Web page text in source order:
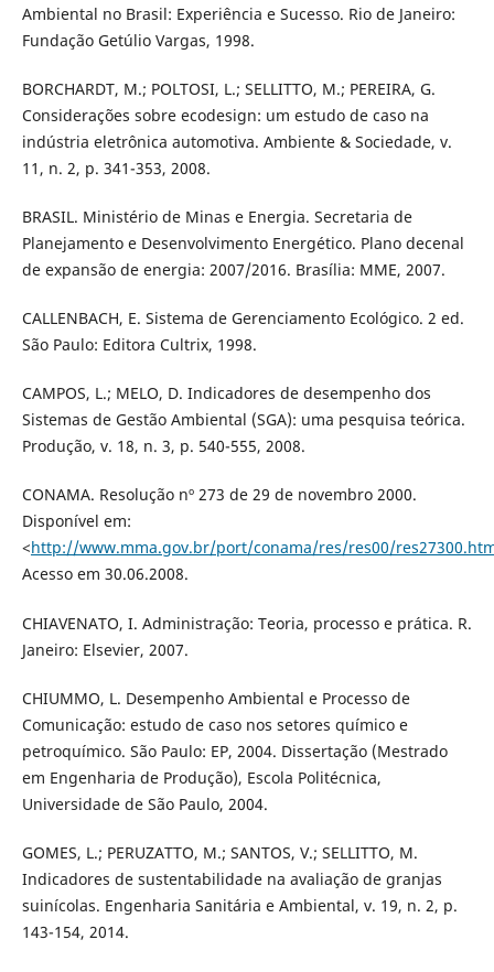
Ambiental no Brasil: Experiência e Sucesso. Rio de Janeiro:
Fundação Getúlio Vargas, 1998.
BORCHARDT, M.; POLTOSI, L.; SELLITTO, M.; PEREIRA, G.
Considerações sobre ecodesign: um estudo de caso na
indústria eletrônica automotiva. Ambiente & Sociedade, v.
11, n. 2, p. 341-353, 2008.
BRASIL. Ministério de Minas e Energia. Secretaria de
Planejamento e Desenvolvimento Energético. Plano decenal
de expansão de energia: 2007/2016. Brasília: MME, 2007.
CALLENBACH, E. Sistema de Gerenciamento Ecológico. 2 ed.
São Paulo: Editora Cultrix, 1998.
CAMPOS, L.; MELO, D. Indicadores de desempenho dos
Sistemas de Gestão Ambiental (SGA): uma pesquisa teórica.
Produção, v. 18, n. 3, p. 540-555, 2008.
CONAMA. Resolução nº 273 de 29 de novembro 2000.
Disponível em:
<http://www.mma.gov.br/port/conama/res/res00/
Acesso em 30.06.2008.
CHIAVENATO, I. Administração: Teoria, processo e prática. R.
Janeiro: Elsevier, 2007.
CHIUMMO, L. Desempenho Ambiental e Processo de
Comunicação: estudo de caso nos setores químico e
petroquímico. São Paulo: EP, 2004. Dissertação (Mestrado
em Engenharia de Produção), Escola Politécnica,
Universidade de São Paulo, 2004.
GOMES, L.; PERUZATTO, M.; SANTOS, V.; SELLITTO, M.
Indicadores de sustentabilidade na avaliação de granjas
suinícolas. Engenharia Sanitária e Ambiental, v. 19, n. 2, p.
143-154, 2014.